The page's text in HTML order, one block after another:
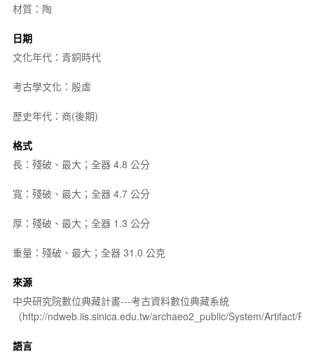
材質：陶
日期
文化年代：青銅時代
考古學文化：殷虛
歷史年代：商(後期)
格式
長：殘破、最大；全器 4.8 公分
寬：殘破、最大；全器 4.7 公分
厚：殘破、最大；全器 1.3 公分
重量：殘破、最大；全器 31.0 公克
來源
中央研究院數位典藏計畫---考古資料數位典藏系統
（http://ndweb.iis.sinica.edu.tw/archaeo2_public/System/Artifact/
語言